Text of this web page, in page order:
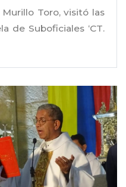
Toro, visitó las
de Suboficiales ‘CT.